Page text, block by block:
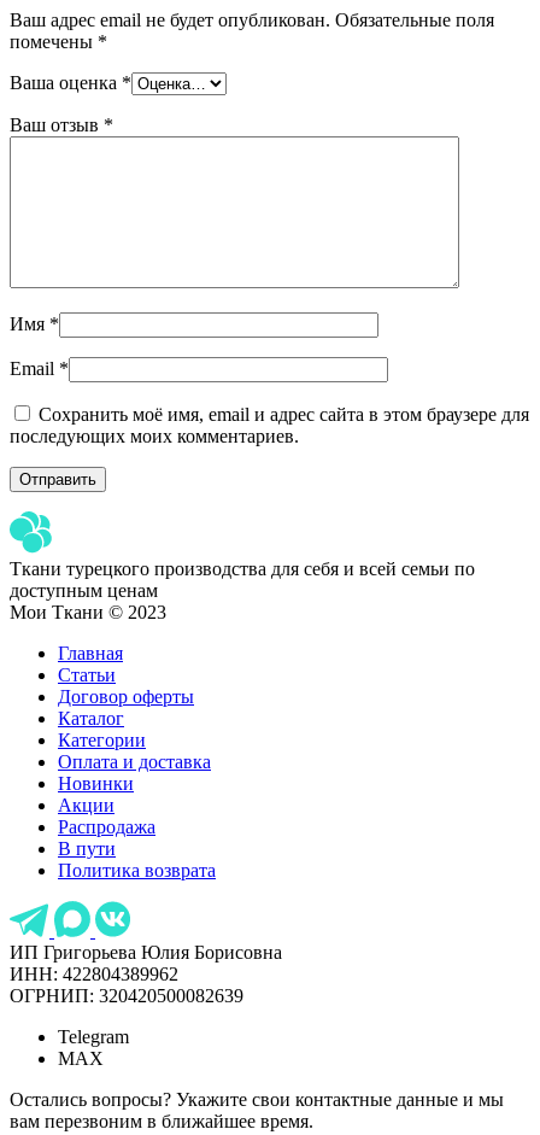
Ваш адрес email не будет опубликован. Обязательные поля
помечены *
Ваша оценка *
Ваш отзыв *
Имя *
Email *
Сохранить моё имя, email и адрес сайта в этом браузере для
последующих моих комментариев.
Ткани турецкого производства для себя и всей семьи по
доступным ценам
Мои Ткани © 2023
Главная
Статьи
Договор оферты
Каталог
Категории
Оплата и доставка
Новинки
Акции
Распродажа
В пути
Политика возврата
ИП Григорьева Юлия Борисовна
ИНН: 422804389962
ОГРНИП: 320420500082639
Telegram
MAX
Остались вопросы? Укажите свои контактные данные и мы
вам перезвоним в ближайшее время.